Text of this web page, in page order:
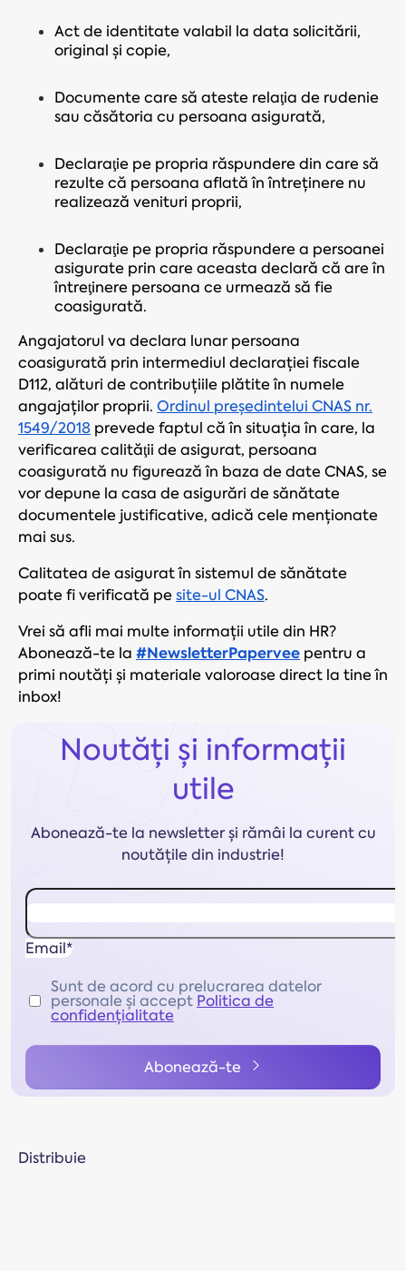
Act de identitate valabil la data solicitării,
original şi copie,
Documente care să ateste relaţia de rudenie
sau căsătoria cu persoana asigurată,
Declaraţie pe propria răspundere din care să
rezulte că persoana aflată în întreținere nu
realizează venituri proprii,
Declaraţie pe propria răspundere a persoanei
asigurate prin care aceasta declară că are în
întreţinere persoana ce urmează să fie
coasigurată.
Angajatorul va declara lunar persoana
coasigurată prin intermediul declarației fiscale
D112, alături de contribuțiile plătite în numele
angajaților proprii. Ordinul preşedintelui CNAS nr.
1549/2018 prevede faptul că în situația în care, la
verificarea calităţii de asigurat, persoana
coasigurată nu figurează în baza de date CNAS, se
vor depune la casa de asigurări de sănătate
documentele justificative, adică cele menționate
mai sus.
Calitatea de asigurat în sistemul de sănătate
poate fi verificată pesite-ul CNAS.
Vrei să afli mai multe informații utile din HR?
Abonează-te la #NewsletterPapervee pentru a
primi noutăți și materiale valoroase direct la tine în
inbox!
Noutăți și informații
utile
Abonează-te la newsletter și rămâi la curent cu
noutățile din industrie!
Email*
Sunt de acord cu prelucrarea datelor
personale și accept Politica de
confidențialitate
Abonează-te
Distribuie